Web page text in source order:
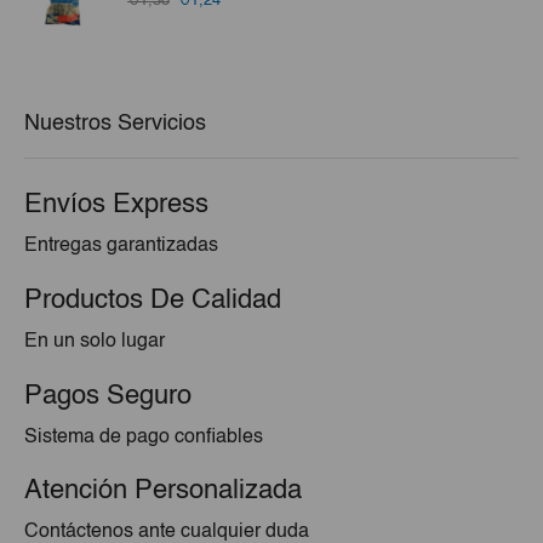
Nuestros Servicios
Envíos Express
Entregas garantizadas
Productos De Calidad
En un solo lugar
Pagos Seguro
Sistema de pago confiables
Atención Personalizada
Contáctenos ante cualquier duda